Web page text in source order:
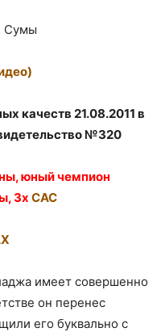
Сумы
качеств 21.08.2011 в
№320
юный чемпион
3х САС
имеет совершенно
он перенес
его буквально с